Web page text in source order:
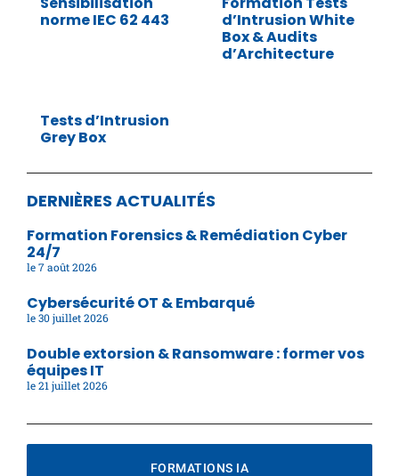
norme IEC 62 443
d’Intrusion White
Box & Audits
d’Architecture
Tests d’Intrusion
Grey Box
DERNIÈRES ACTUALITÉS
Formation Forensics & Remédiation Cyber
24/7
7 août 2026
Cybersécurité OT & Embarqué
30 juillet 2026
Double extorsion & Ransomware : former vos
équipes IT
21 juillet 2026
FORMATIONS IA